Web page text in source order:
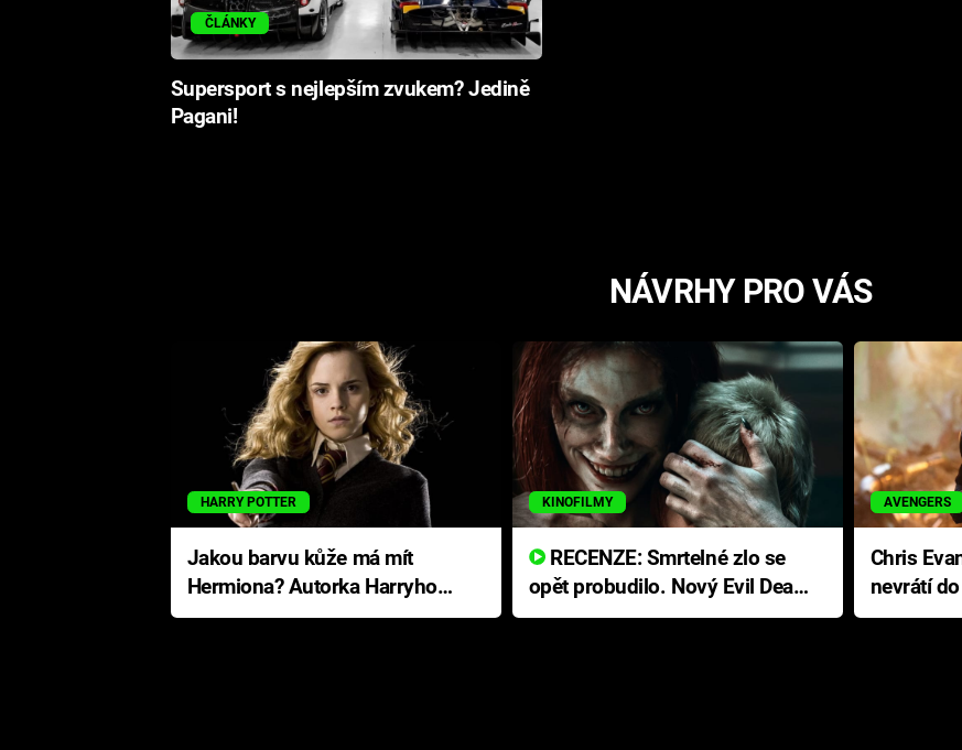
ČLÁNKY
Supersport s nejlepším zvukem? Jedině
Pagani!
NÁVRHY PRO VÁS
HARRY POTTER
Jakou barvu kůže má mít
Hermiona? Autorka Harryho
Pottera přišla s ráznou
KINOFILMY
RECENZE: Smrtelné zlo se
opět probudilo. Nový Evil Dead
přichází s neodolatelnou
AVENGERS
Chris
nevrátí
Ameriky